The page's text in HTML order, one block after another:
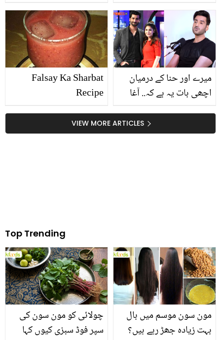
کیسے مسلمان کیا؟ حیرت
انگیز کہانی
Falsay Ka Sharbat
Recipe
میرے اور حنا کے درمیان
اچھی بات یہ ہے کہ.. آغا
تصدیق کرتے ہوئے حنا
الطاف کی کیا تعریف کی؟
VIEW MORE ARTICLES
Top Trending
چولائی کو مون سون کی
سپر فوڈ سبزی کیوں کہا
مون سون موسم میں بال
بہت زیادہ جھڑ رہے ہیں؟